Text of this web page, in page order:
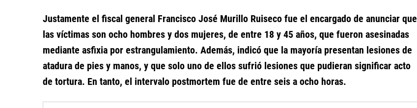
Justamente el fiscal general Francisco José Murillo Ruiseco fue el encargado de anunciar que
las víctimas son ocho hombres y dos mujeres, de entre 18 y 45 años, que fueron asesinadas
mediante asfixia por estrangulamiento. Además, indicó que la mayoría presentan lesiones de
atadura de pies y manos, y que solo uno de ellos sufrió lesiones que pudieran significar acto
de tortura. En tanto, el intervalo postmortem fue de entre seis a ocho horas.